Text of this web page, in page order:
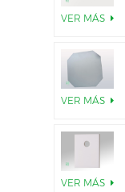
VER MÁS
VER MÁS
VER MÁS